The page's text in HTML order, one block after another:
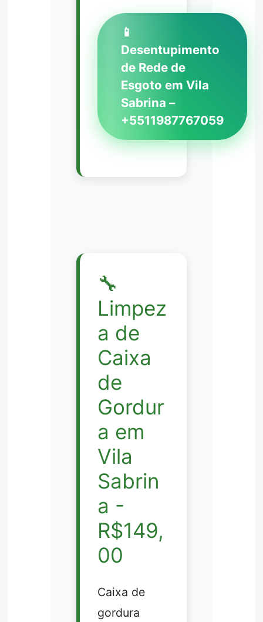
📱
Desentupimento
de Rede de
Esgoto em Vila
Sabrina –
+5511987767059
🔧
Limpez
a de
Caixa
de
Gordur
a em
Vila
Sabrin
a -
R$149,
00
Caixa de
gordura